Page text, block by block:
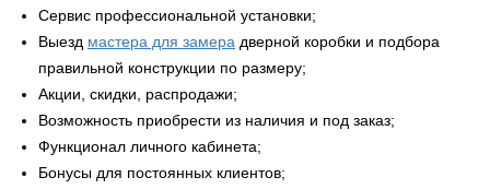
Сервис профессиональной установки;
Выезд мастера для замера дверной коробки и подбора
правильной конструкции по размеру;
Акции, скидки, распродажи;
Возможность приобрести из наличия и под заказ;
Функционал личного кабинета;
Бонусы для постоянных клиентов;